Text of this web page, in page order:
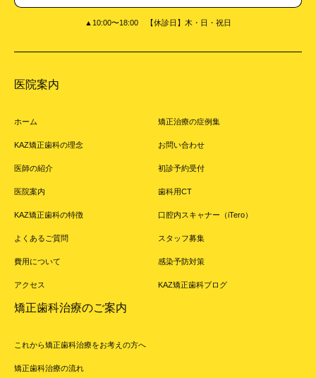
▲10:00〜18:00 【休診日】木・日・祝日
医院案内
ホーム
KAZ矯正歯科の理念
医師の紹介
医院案内
KAZ矯正歯科の特徴
よくあるご質問
費用について
アクセス
矯正治療の症例集
お問い合わせ
初診予約受付
歯科用CT
口腔内スキャナー（iTero）
スタッフ募集
感染予防対策
KAZ矯正歯科ブログ
矯正歯科治療のご案内
これから矯正歯科治療をお考えの方へ
矯正歯科治療の流れ